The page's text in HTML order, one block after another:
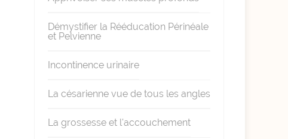
Démystifier la Rééducation Périnéale
et Pelvienne
Incontinence urinaire
La césarienne vue de tous les angles
La grossesse et l'accouchement